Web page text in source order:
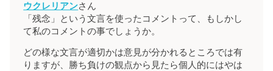
ウクレリアンさん
「残念」という文言を使ったコメントって、もしかし
て私のコメントの事でしょうか。
どの様な文言が適切かは意見が分かれるところでは有
りますが、勝ち負けの観点から見たら個人的にはやは